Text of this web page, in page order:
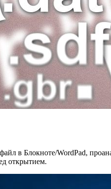
в Блокноте/WordPad,
открытием.